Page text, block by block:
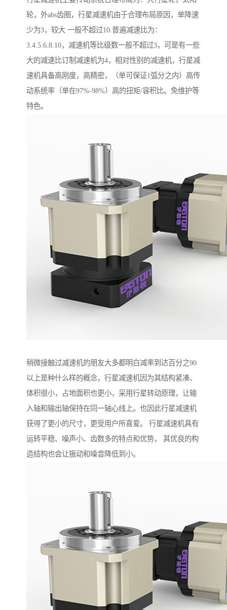
轮，外abs齿圈，行星减速机由于合理布局原因，单降速
少为3，较大 一般不超过10.普遍减速比为：
3.4.5.6.8.10，减速机等比级数一般不超过3，可是有一些
大的减速比订制减速机为4，相对性别的减速机，行星减
速机具备高刚度，高精密，（单可保证1弧分之内）高传
动系统率（单在97%-98%）高的扭矩/容积比。免维护等
特色。
稍微接触过减速机的朋友大多都明白减率到达百分之90
以上是种什么样的概念，行星减速机因为其结构紧凑、
体积很小，占地面积也更小，采用行星转动原理，让输
入轴和输出轴保持在同一轴心线上。也因此行星减速机
获得了更小的尺寸，更受用户所喜爱。 行星减速机具有
运转平稳、噪声小、齿数多的特点和优势， 其优良的构
造结构也会让振动和噪音降低到小。